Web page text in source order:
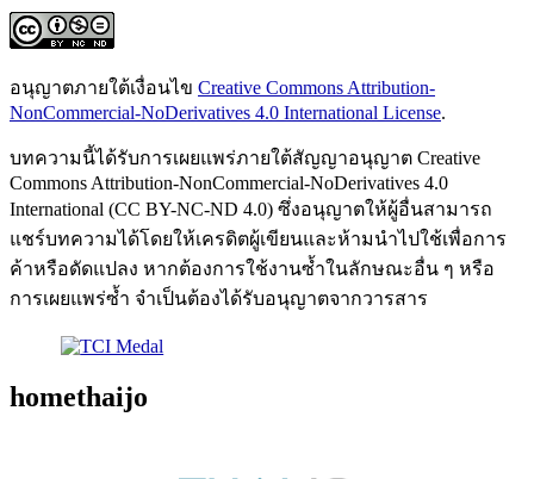
อนุญาตภายใต้เงื่อนไข Creative Commons Attribution-
NonCommercial-NoDerivatives 4.0 International License.
บทความนี้ได้รับการเผยแพร่ภายใต้สัญญาอนุญาต Creative
Commons Attribution-NonCommercial-NoDerivatives 4.0
International (CC BY-NC-ND 4.0) ซึ่งอนุญาตให้ผู้อื่นสามารถ
แชร์บทความได้โดยให้เครดิตผู้เขียนและห้ามนำไปใช้เพื่อการ
ค้าหรือดัดแปลง หากต้องการใช้งานซ้ำในลักษณะอื่น ๆ หรือ
การเผยแพร่ซ้ำ จำเป็นต้องได้รับอนุญาตจากวารสาร
homethaijo